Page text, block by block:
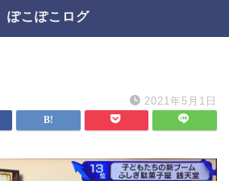
ぽこぽこログ
2021年5月1日